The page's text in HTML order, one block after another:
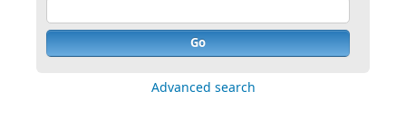
Go
Advanced search